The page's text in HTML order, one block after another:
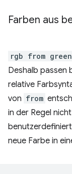
Farben aus
rgb from green
Deshalb passen
relative
von from
in der Regel
neue Farbe in